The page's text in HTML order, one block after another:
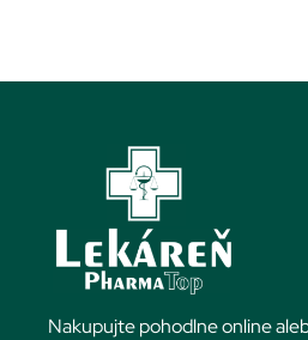
Nakupujte pohodlne online